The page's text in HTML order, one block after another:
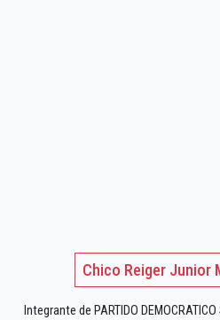
Chico Reiger Junior
Integrante de PARTIDO